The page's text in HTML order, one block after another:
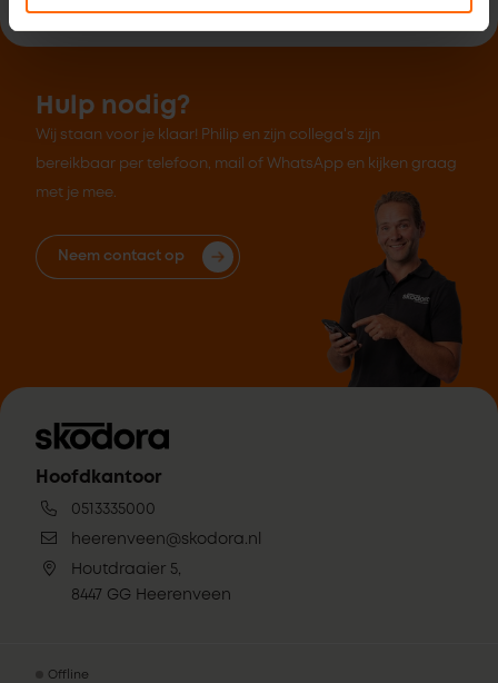
Hulp nodig?
Wij staan voor je klaar! Philip en zijn collega's zijn
bereikbaar per telefoon, mail of WhatsApp en kijken graag
met je mee.
Neem contact op
Hoofdkantoor
0513335000
heerenveen@skodora.nl
Houtdraaier 5,
8447 GG Heerenveen
Offline